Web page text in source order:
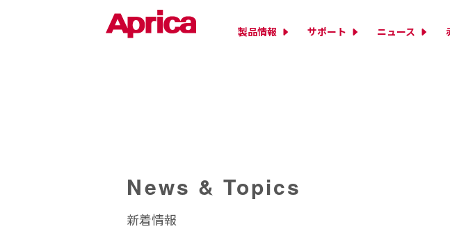
製品情報 サポート ニュース
News & Topics
新着情報